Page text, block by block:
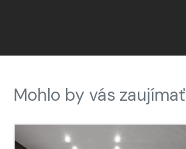
Mohlo by vás zaujímať